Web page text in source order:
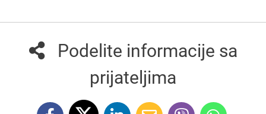
Podelite informacije sa
prijateljima